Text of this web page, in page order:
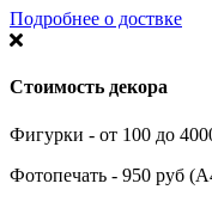
Подробнее о доствке
Стоимость декора
Фигурки - от 100 до
Фотопечать - 950 руб